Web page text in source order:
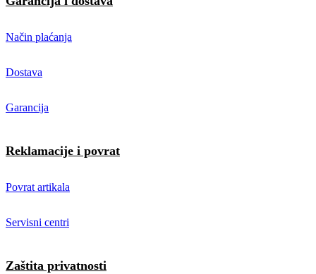
Način plaćanja
Dostava
Garancija
Reklamacije i povrat
Povrat artikala
Servisni centri
Zaštita privatnosti